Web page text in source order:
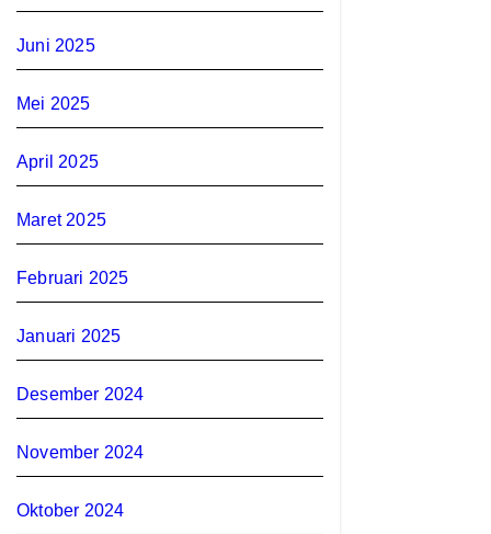
Juni 2025
Mei 2025
April 2025
Maret 2025
Februari 2025
Januari 2025
Desember 2024
November 2024
Oktober 2024